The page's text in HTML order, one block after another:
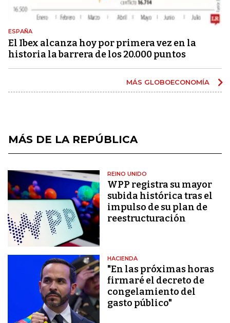
ESPAÑA
El Ibex alcanza hoy por primera vez en la
historia la barrera de los 20.000 puntos
MÁS GLOBOECONOMÍA
MÁS DE LA REPÚBLICA
REINO UNIDO
WPP registra su mayor
subida histórica tras el
impulso de su plan de
reestructuración
HACIENDA
"En las próximas horas
firmaré el decreto de
congelamiento del
gasto público"